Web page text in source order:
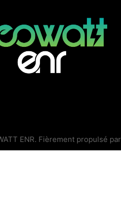
ENR. Fièrement propulsé par